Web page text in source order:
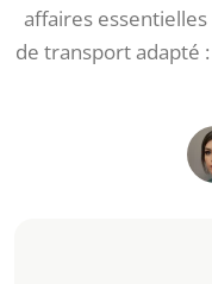
affaires
de transport adapté